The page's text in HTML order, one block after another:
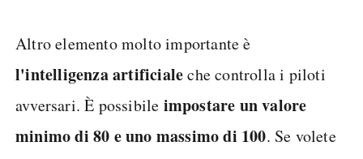
Altro elemento molto importante è
l'intelligenza artificialeche controlla i piloti
avversari. È possibile impostare un valore
minimo di 80 e uno massimo di 100. Se volete